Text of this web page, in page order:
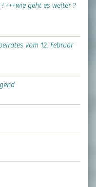
+++wie geht es weiter ?
vom 12. Februar